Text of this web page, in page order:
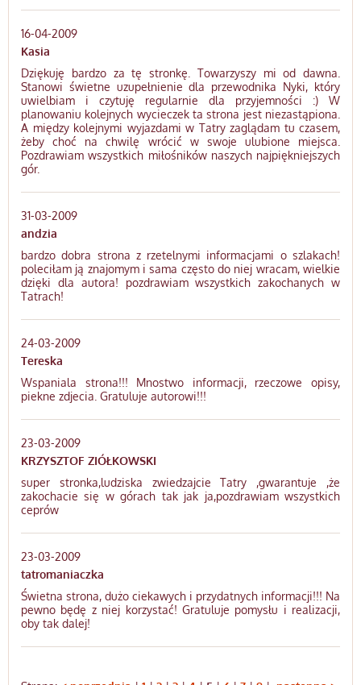
16-04-2009
Kasia
Dziękuję bardzo za tę stronkę. Towarzyszy mi od dawna.
Stanowi świetne uzupełnienie dla przewodnika Nyki, który
uwielbiam i czytuję regularnie dla przyjemności :) W
planowaniu kolejnych wycieczek ta strona jest niezastąpiona.
A między kolejnymi wyjazdami w Tatry zaglądam tu czasem,
żeby choć na chwilę wrócić w swoje ulubione miejsca.
Pozdrawiam wszystkich miłośników naszych najpiękniejszych
gór.
31-03-2009
andzia
bardzo dobra strona z rzetelnymi informacjami o szlakach!
poleciłam ją znajomym i sama często do niej wracam, wielkie
dzięki dla autora! pozdrawiam wszystkich zakochanych w
Tatrach!
24-03-2009
Tereska
Wspaniala strona!!! Mnostwo informacji, rzeczowe opisy,
piekne zdjecia. Gratuluje autorowi!!!
23-03-2009
KRZYSZTOF ZIÓŁKOWSKI
super stronka,ludziska zwiedzajcie Tatry ,gwarantuje ,że
zakochacie się w górach tak jak ja,pozdrawiam wszystkich
ceprów
23-03-2009
tatromaniaczka
Świetna strona, dużo ciekawych i przydatnych informacji!!! Na
pewno będę z niej korzystać! Gratuluje pomysłu i realizacji,
oby tak dalej!